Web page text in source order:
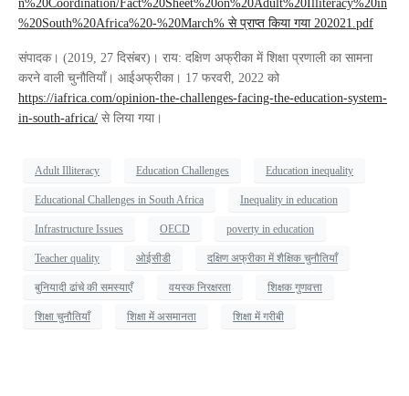
n%20Coordination/Fact%20Sheet%20on%20Adult%20Illiteracy%20in
%20South%20Africa%20-%20March% से प्राप्त किया गया 202021.pdf
संपादक। (2019, 27 दिसंबर)। राय: दक्षिण अफ्रीका में शिक्षा प्रणाली का सामना
करने वाली चुनौतियाँ। आईअफ्रीका। 17 फरवरी, 2022 को
https://iafrica.com/opinion-the-challenges-facing-the-education-system-
in-south-africa/ से लिया गया।
Adult Illiteracy Education Challenges Education inequality
Educational Challenges in South Africa Inequality in education
Infrastructure Issues OECD poverty in education
Teacher quality ओईसीडी दक्षिण अफ्रीका में शैक्षिक चुनौतियाँ
बुनियादी ढांचे की समस्याएँ वयस्क निरक्षरता शिक्षक गुणवत्ता
शिक्षा चुनौतियाँ शिक्षा में असमानता शिक्षा में गरीबी